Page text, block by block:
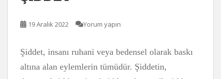
19 Aralık 2022 Yorum yapın
Şiddet, insanı ruhani veya bedensel olarak baskı
altına alan eylemlerin tümüdür. Şiddetin,